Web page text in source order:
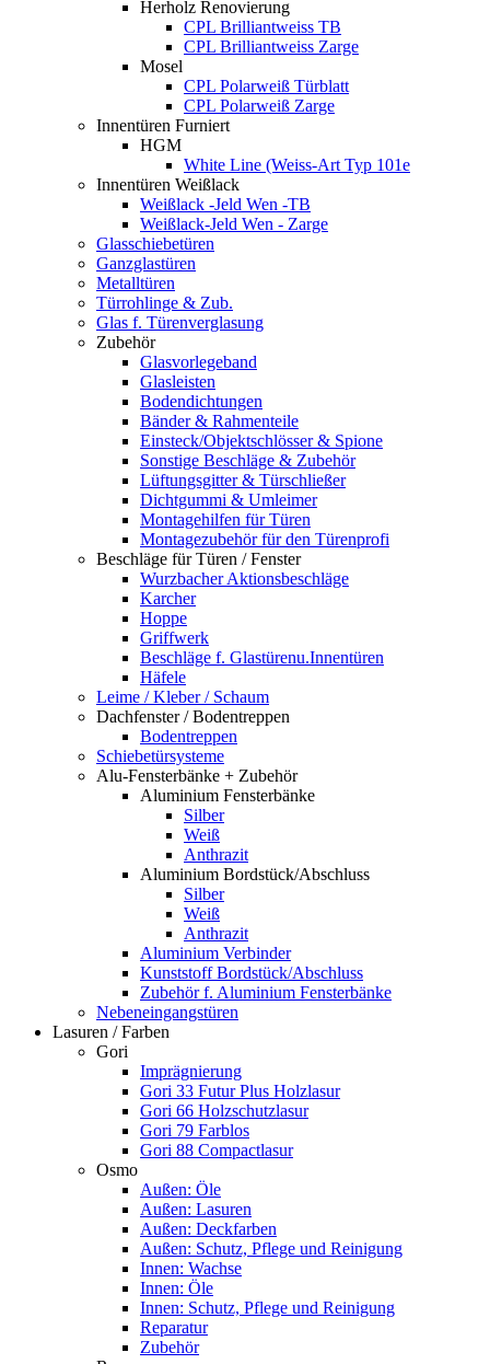
Herholz Renovierung
CPL Brilliantweiss TB
CPL Brilliantweiss Zarge
Mosel
CPL Polarweiß Türblatt
CPL Polarweiß Zarge
Innentüren Furniert
HGM
White Line (Weiss-Art Typ 101e
Innentüren Weißlack
Weißlack -Jeld Wen -TB
Weißlack-Jeld Wen - Zarge
Glasschiebetüren
Ganzglastüren
Metalltüren
Türrohlinge & Zub.
Glas f. Türenverglasung
Zubehör
Glasvorlegeband
Glasleisten
Bodendichtungen
Bänder & Rahmenteile
Einsteck/Objektschlösser & Spione
Sonstige Beschläge & Zubehör
Lüftungsgitter & Türschließer
Dichtgummi & Umleimer
Montagehilfen für Türen
Montagezubehör für den Türenprofi
Beschläge für Türen / Fenster
Wurzbacher Aktionsbeschläge
Karcher
Hoppe
Griffwerk
Beschläge f. Glastürenu.Innentüren
Häfele
Leime / Kleber / Schaum
Dachfenster / Bodentreppen
Bodentreppen
Schiebetürsysteme
Alu-Fensterbänke + Zubehör
Aluminium Fensterbänke
Silber
Weiß
Anthrazit
Aluminium Bordstück/Abschluss
Silber
Weiß
Anthrazit
Aluminium Verbinder
Kunststoff Bordstück/Abschluss
Zubehör f. Aluminium Fensterbänke
Nebeneingangstüren
Lasuren / Farben
Gori
Imprägnierung
Gori 33 Futur Plus Holzlasur
Gori 66 Holzschutzlasur
Gori 79 Farblos
Gori 88 Compactlasur
Osmo
Außen: Öle
Außen: Lasuren
Außen: Deckfarben
Außen: Schutz, Pflege und Reinigung
Innen: Wachse
Innen: Öle
Innen: Schutz, Pflege und Reinigung
Reparatur
Zubehör